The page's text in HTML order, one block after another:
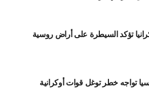
تؤكد السيطرة على أراض روسية
تواجه خطر توغل قوات أوكرانية